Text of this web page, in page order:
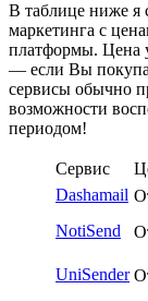
В таблице ниже я
маркетинга с
платформы. Цена
— если Вы
сервисы обычно
возможности
периодом!
Сервис
Dashamail
NotiSend
UniSender